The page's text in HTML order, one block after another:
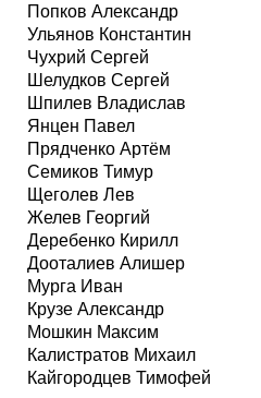
Попков Александр
Ульянов Константин
Чухрий Сергей
Шелудков Сергей
Шпилев Владислав
Янцен Павел
Прядченко Артём
Семиков Тимур
Щеголев Лев
Желев Георгий
Деребенко Кирилл
Дооталиев Алишер
Мурга Иван
Крузе Александр
Мошкин Максим
Калистратов Михаил
Кайгородцев Тимофей